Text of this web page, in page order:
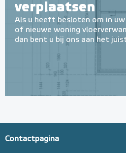
verplaatsen
Als u heeft besloten om in
of nieuwe woning
dan bent u bij ons aan het
Contactpagina